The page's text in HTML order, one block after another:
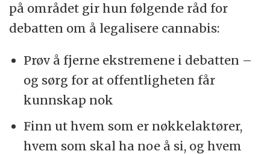
på området gir hun følgende råd for
debatten om å legalisere cannabis:
Prøv å fjerne ekstremene i debatten –
og sørg for at offentligheten får
kunnskap nok
Finn ut hvem som er nøkkelaktører,
hvem som skal ha noe å si, og hvem